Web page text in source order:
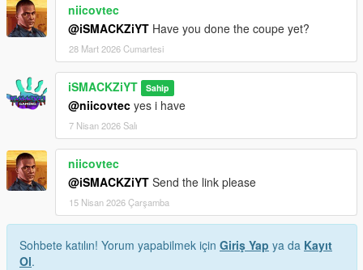
niicovtec
@iSMACKZiYT Have you done the coupe yet?
28 Mart 2026 Cumartesi
iSMACKZiYT Sahip
@niicovtec yes i have
7 Nisan 2026 Salı
niicovtec
@iSMACKZiYT Send the link please
15 Nisan 2026 Çarşamba
Sohbete katılın! Yorum yapabilmek için Giriş Yap ya da Kayıt
Ol.